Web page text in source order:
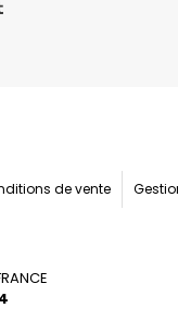
de vente